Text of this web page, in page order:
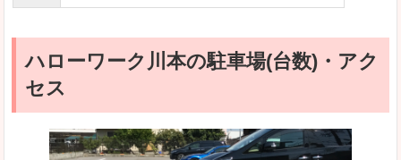
ハローワーク川本の駐車場(台数)・アク
セス